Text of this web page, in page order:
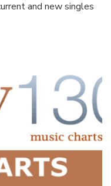
and new singles